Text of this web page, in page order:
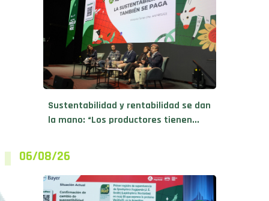
Sustentabilidad y rentabilidad se dan
la mano: “Los productores tienen...
06/08/26